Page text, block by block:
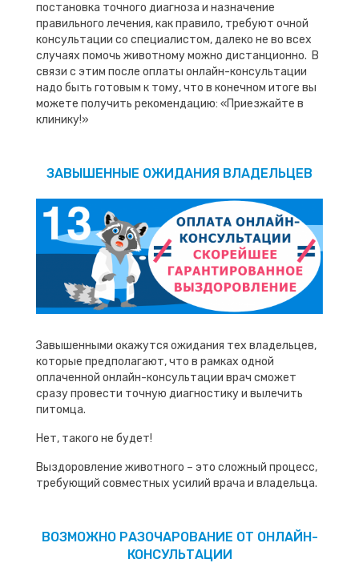
постановка точного диагноза и назначение
правильного лечения, как правило, требуют очной
консультации со специалистом, далеко не во всех
случаях помочь животному можно дистанционно. В
связи с этим после оплаты онлайн-консультации
надо быть готовым к тому, что в конечном итоге вы
можете получить рекомендацию: «Приезжайте в
клинику!»
ЗАВЫШЕННЫЕ ОЖИДАНИЯ ВЛАДЕЛЬЦЕВ
Завышенными окажутся ожидания тех владельцев,
которые предполагают, что в рамках одной
оплаченной онлайн-консультации врач сможет
сразу провести точную диагностику и вылечить
питомца.
Нет, такого не будет!
Выздоровление животного – это сложный процесс,
требующий совместных усилий врача и владельца.
ВОЗМОЖНО РАЗОЧАРОВАНИЕ ОТ ОНЛАЙН-
КОНСУЛЬТАЦИИ